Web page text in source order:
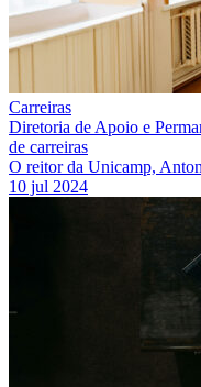
Carreiras
Diretoria de Apoio e
de carreiras
O reitor da Unicamp,
10 jul 2024